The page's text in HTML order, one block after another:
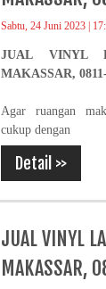
Sabtu, 24 Juni 2023 |
JUAL VINYL
MAKASSAR,
Agar ruangan
cukup dengan
Detail >>
JUAL VINYL
MAKASSAR,